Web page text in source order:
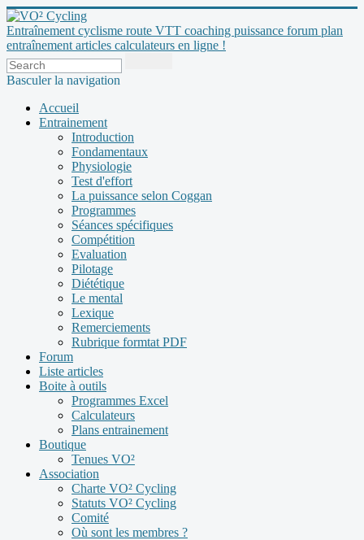
Entraînement cyclisme route VTT coaching puissance forum plan
entraînement articles calculateurs en ligne !
Basculer la navigation
Accueil
Entrainement
Introduction
Fondamentaux
Physiologie
Test d'effort
La puissance selon Coggan
Programmes
Séances spécifiques
Compétition
Evaluation
Pilotage
Diététique
Le mental
Lexique
Remerciements
Rubrique formtat PDF
Forum
Liste articles
Boite à outils
Programmes Excel
Calculateurs
Plans entrainement
Boutique
Tenues VO²
Association
Charte VO² Cycling
Statuts VO² Cycling
Comité
Où sont les membres ?